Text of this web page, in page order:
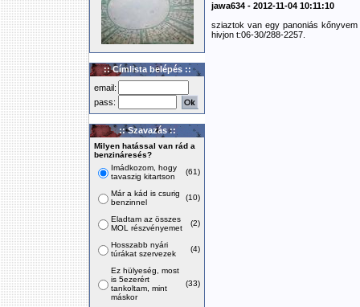
:: Címlista belépés ::
email:
pass:
:: Szavazás ::
Milyen hatással van rád a
benzináresés?
Imádkozom, hogy
tavaszig kitartson
(61)
Már a kád is csurig
benzinnel
(10)
Eladtam az összes
MOL részvényemet
(2)
Hosszabb nyári
túrákat szervezek
(4)
Ez hülyeség, most
is 5ezerért
tankoltam, mint
máskor
(33)
jawa634 - 2012-11-04 10:11:10
sziaztok van egy panoniás
hivjon t:06-30/288-2257.